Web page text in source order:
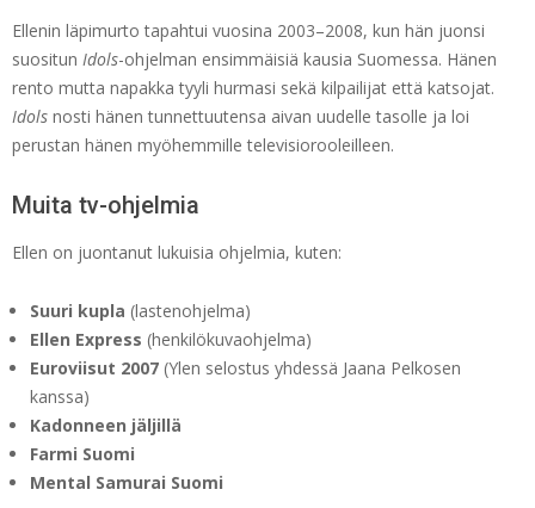
Ellenin läpimurto tapahtui vuosina 2003–2008, kun hän juonsi
suositun Idols-ohjelman ensimmäisiä kausia Suomessa. Hänen
rento mutta napakka tyyli hurmasi sekä kilpailijat että katsojat.
Idols nosti hänen tunnettuutensa aivan uudelle tasolle ja loi
perustan hänen myöhemmille televisiorooleilleen.
Muita tv-ohjelmia
Ellen on juontanut lukuisia ohjelmia, kuten:
Suuri kupla (lastenohjelma)
Ellen Express (henkilökuvaohjelma)
Euroviisut 2007 (Ylen selostus yhdessä Jaana Pelkosen
kanssa)
Kadonneen jäljillä
Farmi Suomi
Mental Samurai Suomi